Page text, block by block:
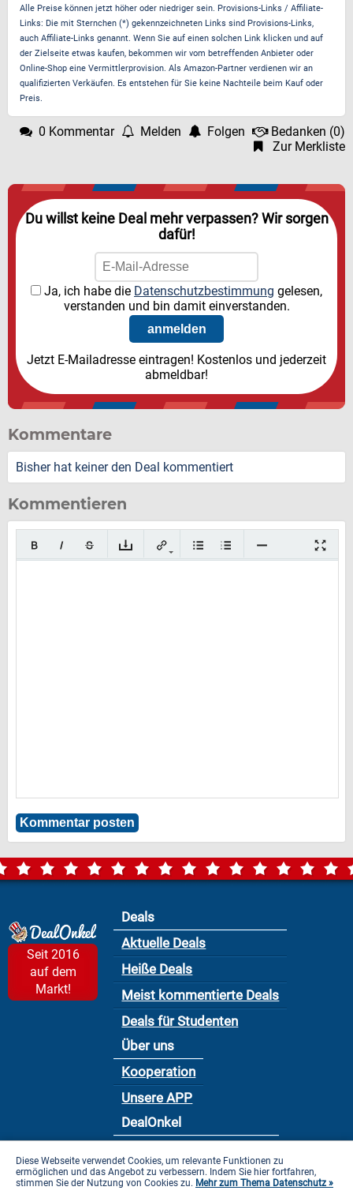
Alle Preise können jetzt höher oder niedriger sein. Provisions-Links / Affiliate-
Links: Die mit Sternchen (*) gekennzeichneten Links sind Provisions-Links,
auch Affiliate-Links genannt. Wenn Sie auf einen solchen Link klicken und auf
der Zielseite etwas kaufen, bekommen wir vom betreffenden Anbieter oder
Online-Shop eine Vermittlerprovision. Als Amazon-Partner verdienen wir an
qualifizierten Verkäufen. Es entstehen für Sie keine Nachteile beim Kauf oder
Preis.
0 Kommentar Melden Folgen Bedanken (0)
Zur Merkliste
Du willst keine Deal mehr verpassen? Wir sorgen
dafür!
Ja, ich habe die Datenschutzbestimmung gelesen,
verstanden und bin damit einverstanden.
Jetzt E-Mailadresse eintragen! Kostenlos und jederzeit
abmeldbar!
Kommentare
Bisher hat keiner den Deal kommentiert
Kommentieren
Seit 2016
auf dem
Markt!
Deals
Aktuelle Deals
Heiße Deals
Meist kommentierte Deals
Deals für Studenten
Über uns
Kooperation
Unsere APP
DealOnkel
Datenschutzbestimmung
Diese Webseite verwendet Cookies, um relevante Funktionen zu
ermöglichen und das Angebot zu verbessern. Indem Sie hier fortfahren,
stimmen Sie der Nutzung von Cookies zu. Mehr zum Thema Datenschutz »